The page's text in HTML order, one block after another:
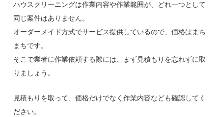
ハウスクリーニングは作業内容や作業範囲が、どれ一つとして
同じ案件はありません。
オーダーメイド方式でサービス提供しているので、価格はまち
まちです。
そこで業者に作業依頼する際には、まず見積もりを忘れずに取
りましょう。
見積もりを取って、価格だけでなく作業内容なども確認してく
ださい。